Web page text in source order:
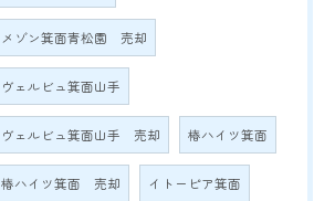
メゾン箕面青松園 売却
ヴェルビュ箕面山手
ヴェルビュ箕面山手 売却 椿ハイツ箕面
椿ハイツ箕面 売却 イトーピア箕面